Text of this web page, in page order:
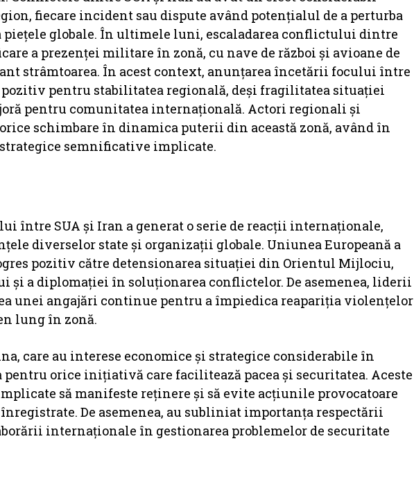
fiecare incident sau dispute având potențialul de a perturba
globale. În ultimele luni, escaladarea conflictului dintre
a prezenței militare în zonă, cu nave de război și avioane de
strâmtoarea. În acest context, anunțarea încetării focului între
pentru stabilitatea regională, deși fragilitatea situației
pentru comunitatea internațională. Actori regionali și
schimbare în dinamica puterii din această zonă, având în
semnificative implicate.
între SUA și Iran a generat o serie de reacții internaționale,
diverselor state și organizații globale. Uniunea Europeană a
pozitiv către detensionarea situației din Orientul Mijlociu,
a diplomației în soluționarea conflictelor. De asemenea, liderii
unei angajări continue pentru a împiedica reapariția violențelor
lung în zonă.
care au interese economice și strategice considerabile în
orice inițiativă care facilitează pacea și securitatea. Aceste
să manifeste reținere și să evite acțiunile provocatoare
De asemenea, au subliniat importanța respectării
internaționale în gestionarea problemelor de securitate